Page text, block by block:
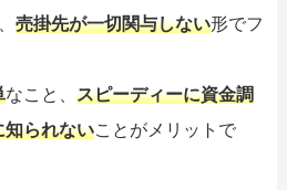
売掛先が一切関与しない形でフ
なこと、 スピーディーに資金調
知られないことがメリットで